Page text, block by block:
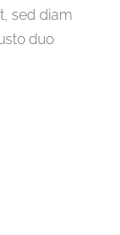
sed diam
duo